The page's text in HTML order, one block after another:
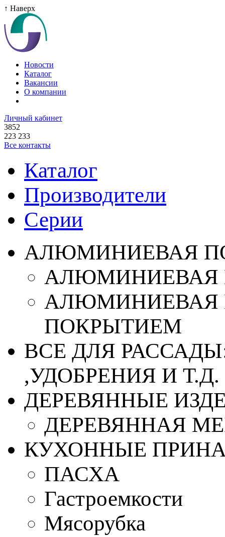
↑ Наверх
Новости
Каталог
Вакансии
О компании
Личный кабинет
3852
223 233
Все контакты
Каталог
Производители
Серии
АЛЮМИНИЕВАЯ
АЛЮМИНИЕВАЯ
АЛЮМИНИЕВАЯ
ПОКРЫТИЕМ
ВСЕ ДЛЯ
,УДОБРЕНИЯ И Т.Д.
ДЕРЕВЯННЫЕ
ДЕРЕВЯННАЯ
КУХОННЫЕ
ПАСХА
Гастроемкости
Мясорубка